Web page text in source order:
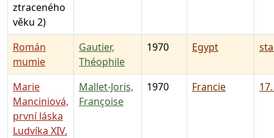
ztraceného
věku 2)
Román
mumie
Gautier,
Théophile
1970 Egypt
Marie
Manciniová,
první láska
Ludvíka XIV.
Mallet-Joris,
Françoise
1970 Francie